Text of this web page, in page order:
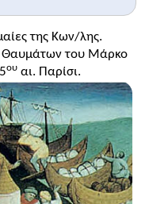
παρακμή
στόλου,
τεράστια
ορισμένες
ιδιαιτερότητες
παράγοντες που
τα άζυμα, η
κλήρου και η
της Κων/λης.
Θαυμάτων του Μάρκο
ου αι. Παρίσι.